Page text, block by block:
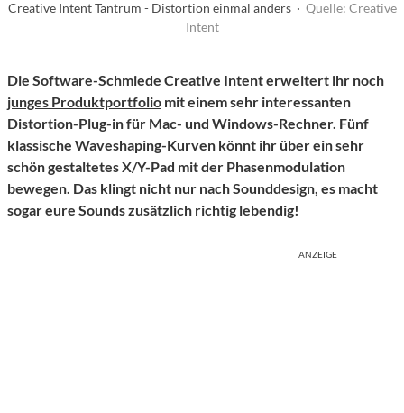
Creative Intent Tantrum - Distortion einmal anders · Quelle: Creative
Intent
Die Software-Schmiede Creative Intent erweitert ihr noch
junges Produktportfolio mit einem sehr interessanten
Distortion-Plug-in für Mac- und Windows-Rechner. Fünf
klassische Waveshaping-Kurven könnt ihr über ein sehr
schön gestaltetes X/Y-Pad mit der Phasenmodulation
bewegen. Das klingt nicht nur nach Sounddesign, es macht
sogar eure Sounds zusätzlich richtig lebendig!
ANZEIGE